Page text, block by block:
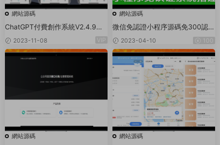
網站源碼
ChatGPT付費創作系統V2.4.9獨
立版 +WEB端+ H5端 + 小程序端
（支持分享朋友圈）
2023-11-08 VIP
網站源碼
微信免認證小程序源碼免300認證
小程序0.2%費率申請商戶通商戶
進件系統
2023-04-10 100
網站源碼 網站源碼